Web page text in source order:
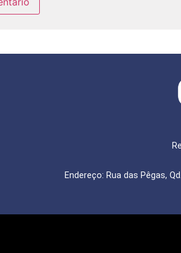
Endereço: Rua das Pêgas,